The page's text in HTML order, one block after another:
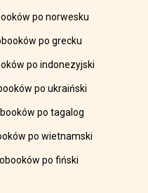
po norwesku
po grecku
po indonezyjski
po ukraiński
po tagalog
po wietnamski
po fiński